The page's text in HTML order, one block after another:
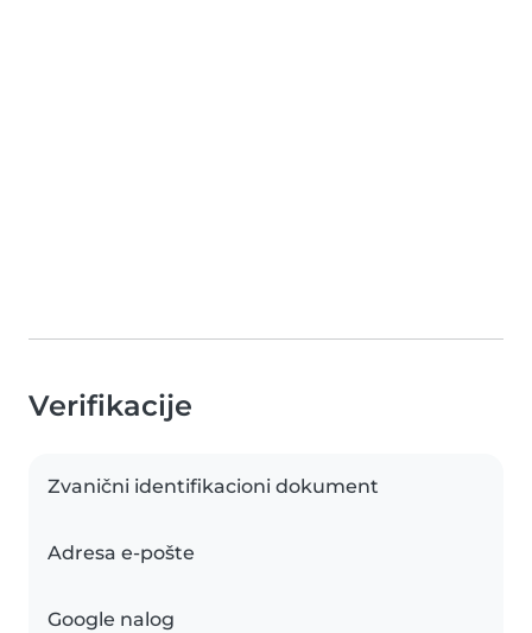
Verifikacije
Zvanični identifikacioni dokument
Adresa e-pošte
Google nalog